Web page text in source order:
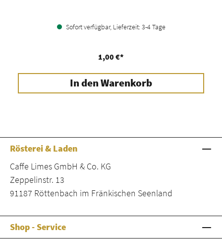
Sofort verfügbar, Lieferzeit: 3-4 Tage
1,00 €*
In den Warenkorb
Rösterei & Laden
Caffe Limes GmbH & Co. KG
Zeppelinstr. 13
91187 Röttenbach im Fränkischen Seenland
Shop - Service